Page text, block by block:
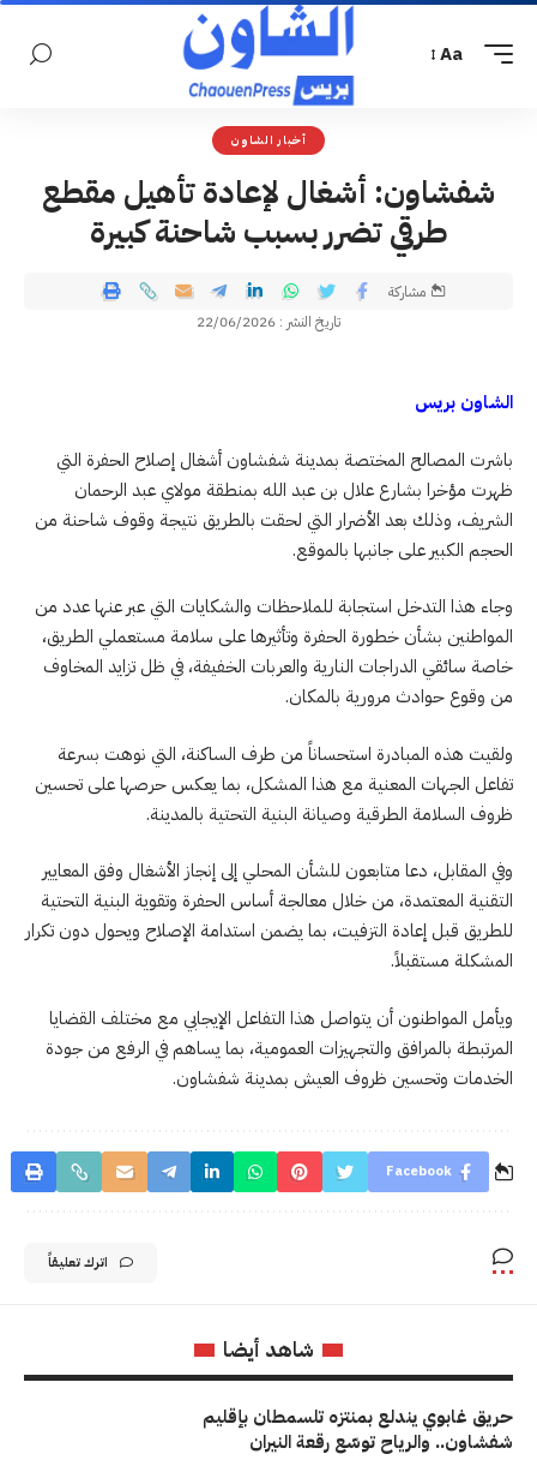
Aa
أخبار الشاون
شفشاون: أشغال لإعادة تأهيل مقطع
طرقي تضرر بسبب شاحنة كبيرة
تاريخ النشر : 22/06/2026
مشاركة
الشاون بريس
باشرت المصالح المختصة بمدينة شفشاون أشغال إصلاح الحفرة التي
ظهرت مؤخرا بشارع علال بن عبد الله بمنطقة مولاي عبد الرحمان
الشريف، وذلك بعد الأضرار التي لحقت بالطريق نتيجة وقوف شاحنة من
الحجم الكبير على جانبها بالموقع.
وجاء هذا التدخل استجابة للملاحظات والشكايات التي عبر عنها عدد من
المواطنين بشأن خطورة الحفرة وتأثيرها على سلامة مستعملي الطريق،
خاصة سائقي الدراجات النارية والعربات الخفيفة، في ظل تزايد المخاوف
من وقوع حوادث مرورية بالمكان.
ولقيت هذه المبادرة استحساناً من طرف الساكنة، التي نوهت بسرعة
تفاعل الجهات المعنية مع هذا المشكل، بما يعكس حرصها على تحسين
ظروف السلامة الطرقية وصيانة البنية التحتية بالمدينة.
وفي المقابل، دعا متابعون للشأن المحلي إلى إنجاز الأشغال وفق المعايير
التقنية المعتمدة، من خلال معالجة أساس الحفرة وتقوية البنية التحتية
للطريق قبل إعادة التزفيت، بما يضمن استدامة الإصلاح ويحول دون تكرار
المشكلة مستقبلاً.
ويأمل المواطنون أن يتواصل هذا التفاعل الإيجابي مع مختلف القضايا
المرتبطة بالمرافق والتجهيزات العمومية، بما يساهم في الرفع من جودة
الخدمات وتحسين ظروف العيش بمدينة شفشاون.
Facebook
اترك تعليقاً
شاهد أيضا
حريق غابوي يندلع بمنتزه تلسمطان بإقليم
شفشاون.. والرياح توسّع رقعة النيران